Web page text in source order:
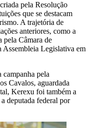
pela Resolução
que se destacam
A trajetória de
anteriores, como a
pela Câmara de
Assembleia Legislativa em
campanha pela
Cavalos, aguardada
Kerexu foi também a
deputada federal por